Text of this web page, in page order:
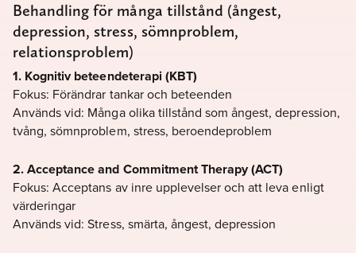
Behandling för många tillstånd (ångest,
depression, stress, sömnproblem,
relationsproblem)
1. Kognitiv beteendeterapi (KBT)
Fokus: Förändrar tankar och beteenden
Används vid: Många olika tillstånd som ångest, depression,
tvång, sömnproblem, stress, beroendeproblem
2. Acceptance and Commitment Therapy (ACT)
Fokus: Acceptans av inre upplevelser och att leva enligt
värderingar
Används vid: Stress, smärta, ångest, depression